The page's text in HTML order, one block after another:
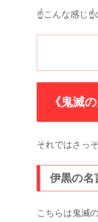
☝️こんな感じ☝️
《鬼滅
それではさっ
伊黒の
こちらは鬼滅